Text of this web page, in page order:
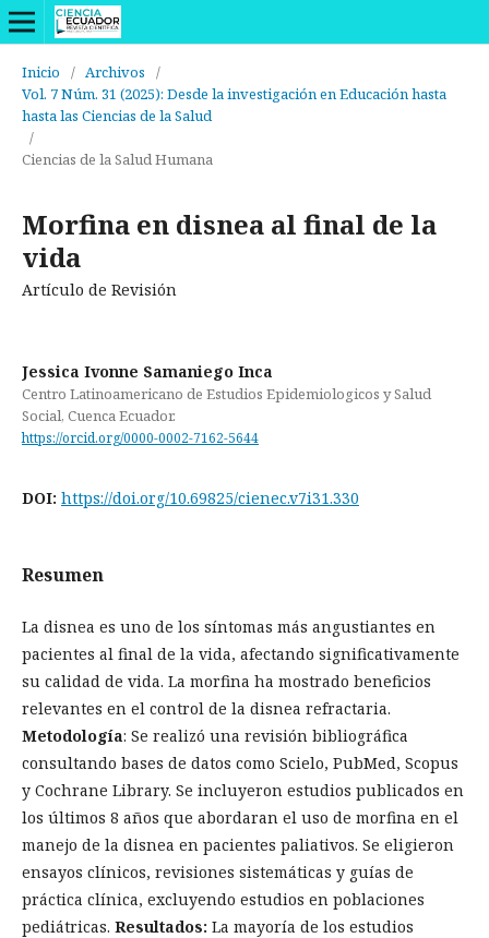
Inicio / Archivos
/
Vol. 7 Núm. 31 (2025): Desde la investigación en Educación hasta
hasta las Ciencias de la Salud
/
Ciencias de la Salud Humana
Morfina en disnea al final de la
vida
Artículo de Revisión
Jessica Ivonne Samaniego Inca
Centro Latinoamericano de Estudios Epidemiologicos y Salud
Social, Cuenca Ecuador.
https://orcid.org/0000-0002-7162-5644
DOI: https://doi.org/10.69825/cienec.v7i31.330
Resumen
La disnea es uno de los síntomas más angustiantes en
pacientes al final de la vida, afectando significativamente
su calidad de vida. La morfina ha mostrado beneficios
relevantes en el control de la disnea refractaria.
Metodología: Se realizó una revisión bibliográfica
consultando bases de datos como Scielo, PubMed, Scopus
y Cochrane Library. Se incluyeron estudios publicados en
los últimos 8 años que abordaran el uso de morfina en el
manejo de la disnea en pacientes paliativos. Se eligieron
ensayos clínicos, revisiones sistemáticas y guías de
práctica clínica, excluyendo estudios en poblaciones
pediátricas. Resultados: La mayoría de los estudios